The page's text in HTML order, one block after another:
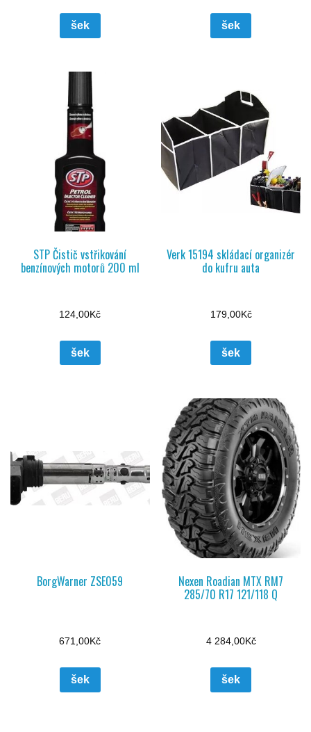
šek šek
STP Čistič vstřikování
benzínových motorů 200 ml
124,00Kč
šek
Verk 15194 skládací organizér
do kufru auta
179,00Kč
šek
BorgWarner ZSE059
671,00Kč
šek
Nexen Roadian MTX RM7
285/70 R17 121/118 Q
4 284,00Kč
šek